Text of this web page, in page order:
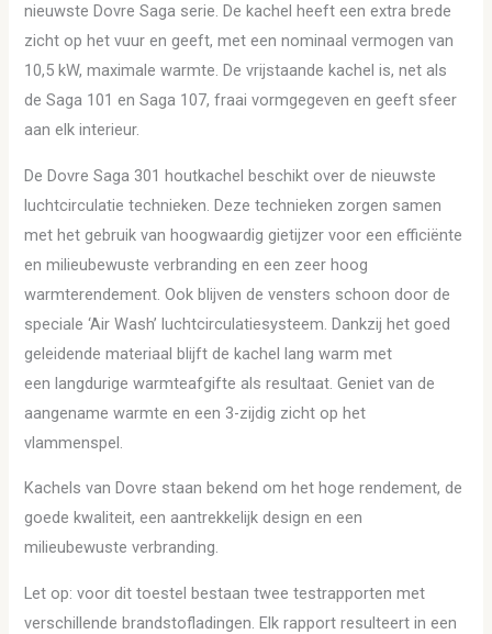
nieuwste Dovre Saga serie. De kachel heeft een extra brede
zicht op het vuur en geeft, met een nominaal vermogen van
10,5 kW, maximale warmte. De vrijstaande kachel is, net als
de Saga 101 en Saga 107, fraai vormgegeven en geeft sfeer
aan elk interieur.
De Dovre Saga 301 houtkachel beschikt over de nieuwste
luchtcirculatie technieken. Deze technieken zorgen samen
met het gebruik van hoogwaardig gietijzer voor een efficiënte
en milieubewuste verbranding en een zeer hoog
warmterendement. Ook blijven de vensters schoon door de
speciale ‘Air Wash’ luchtcirculatiesysteem. Dankzij het goed
geleidende materiaal blijft de kachel lang warm met
een langdurige warmteafgifte als resultaat. Geniet van de
aangename warmte en een 3-zijdig zicht op het
vlammenspel.
Kachels van Dovre staan bekend om het hoge rendement, de
goede kwaliteit, een aantrekkelijk design en een
milieubewuste verbranding.
Let op: voor dit toestel bestaan twee testrapporten met
verschillende brandstofladingen. Elk rapport resulteert in een